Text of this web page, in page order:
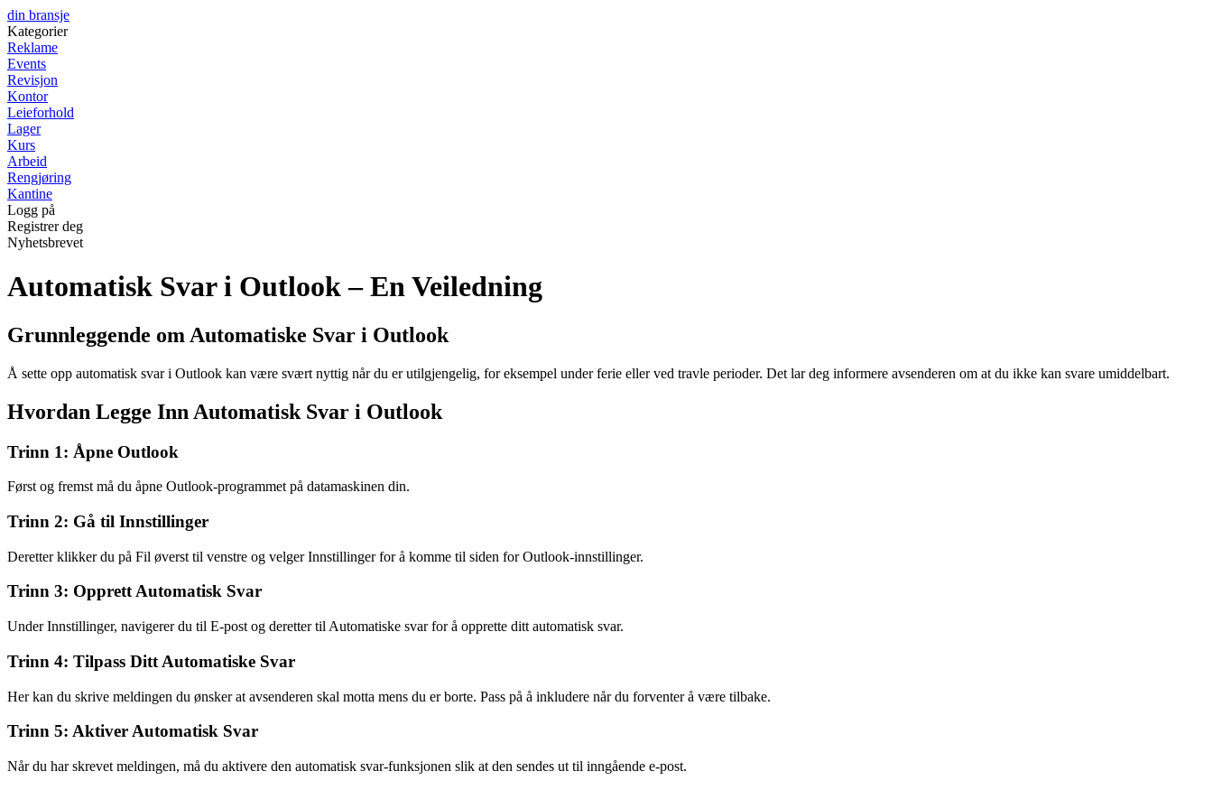
din bransje
Kategorier
Reklame
Events
Revisjon
Kontor
Leieforhold
Lager
Kurs
Arbeid
Rengjøring
Kantine
Logg på
Registrer deg
Nyhetsbrevet
Automatisk Svar i Outlook – En Veiledning
Grunnleggende om Automatiske Svar i Outlook
Å sette opp automatisk svar i Outlook kan være svært nyttig når du er utilgjengelig, for eksempel under ferie eller ved travle perioder. Det lar deg informere avsenderen om at du ikke kan svare umiddelbart.
Hvordan Legge Inn Automatisk Svar i Outlook
Trinn 1: Åpne Outlook
Først og fremst må du åpne Outlook-programmet på datamaskinen din.
Trinn 2: Gå til Innstillinger
Deretter klikker du på Fil øverst til venstre og velger Innstillinger for å komme til siden for Outlook-innstillinger.
Trinn 3: Opprett Automatisk Svar
Under Innstillinger, navigerer du til E-post og deretter til Automatiske svar for å opprette ditt automatisk svar.
Trinn 4: Tilpass Ditt Automatiske Svar
Her kan du skrive meldingen du ønsker at avsenderen skal motta mens du er borte. Pass på å inkludere når du forventer å være tilbake.
Trinn 5: Aktiver Automatisk Svar
Når du har skrevet meldingen, må du aktivere den automatisk svar-funksjonen slik at den sendes ut til inngående e-post.